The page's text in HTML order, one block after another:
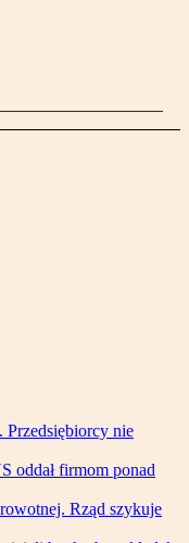
Przedsiębiorcy nie
oddał firmom ponad
Rząd szykuje